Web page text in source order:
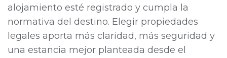
alojamiento esté registrado y cumpla la
normativa del destino. Elegir propiedades
legales aporta más claridad, más seguridad y
una estancia mejor planteada desde el